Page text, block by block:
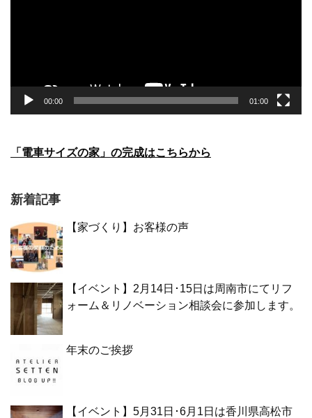
00:00 01:00
「電車サイズの家」の完成はこちらから
新着記事
【家づくり】お客様の声
【イベント】2月14日･15日は周南市にてリフ
ォーム＆リノベーション相談会に参加します。
年末のご挨拶
【イベント】5月31日･6月1日は香川県高松市